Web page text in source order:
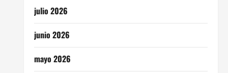
julio 2026
junio 2026
mayo 2026